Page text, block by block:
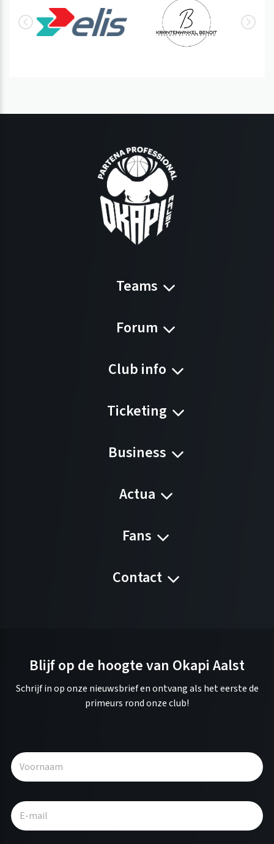
Teams
Forum
Club info
Ticketing
Business
Actua
Fans
Contact
Blijf op de hoogte van Okapi Aalst
Schrijf in op onze nieuwsbrief en ontvang als het eerste de
primeurs rond onze club!
l
r